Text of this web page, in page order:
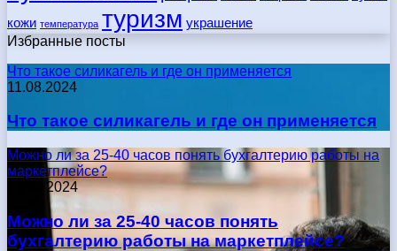
кожи температура туризм украшение
Избранные посты
Что такое силикагель и где он применяется
11.08.2024
Что такое силикагель и где он применяется
Можно ли за 25-40 часов понять бухгалтерию работы на
маркетплейсе?
17.05.2024
Можно ли за 25-40 часов понять
бухгалтерию работы на маркетплейсе?